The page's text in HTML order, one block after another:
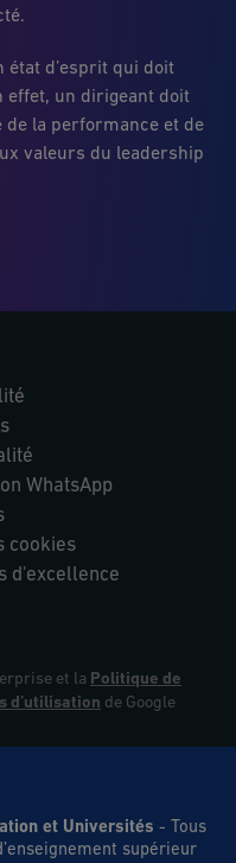
état d’esprit qui doit
effet, un dirigeant doit
la performance et de
valeurs du leadership
WhatsApp
cookies
d'excellence
et la Politique de
d’utilisation de Google
et Universités - Tous
supérieur